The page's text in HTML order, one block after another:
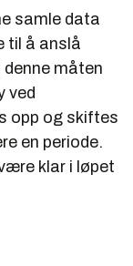
samle data
til å anslå
måten
ved
opp og skiftes
en periode.
klar i løpet